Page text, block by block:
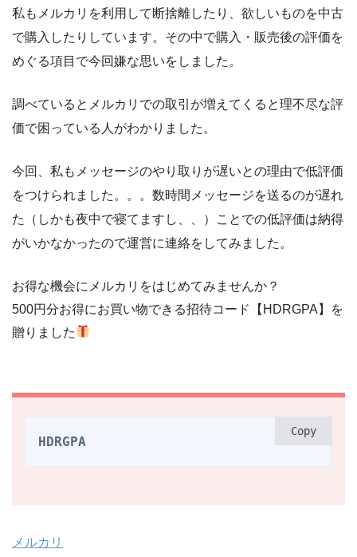
私もメルカリを利用して断捨離したり、欲しいものを中古
で購入したりしています。その中で購入・販売後の評価を
めぐる項目で今回嫌な思いをしました。
調べているとメルカリでの取引が増えてくると理不尽な評
価で困っている人がわかりました。
今回、私もメッセージのやり取りが遅いとの理由で低評価
をつけられました。。。数時間メッセージを送るのが遅れ
た（しかも夜中で寝てますし、、）ことでの低評価は納得
がいかなかったので運営に連絡をしてみました。
お得な機会にメルカリをはじめてみませんか？
500円分お得にお買い物できる招待コード【HDRGPA】を
贈りました
HDRGPA
Copy
メルカリ